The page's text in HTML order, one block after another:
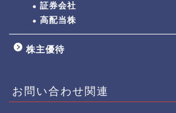
証券会社
高配当株
株主優待
お問い合わせ関連